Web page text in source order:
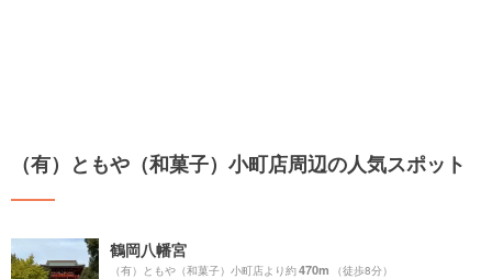
（有）ともや（和菓子）小町店周辺の人気スポット
鶴岡八幡宮
（有）ともや（和菓子）小町店より約470m （徒歩8分）